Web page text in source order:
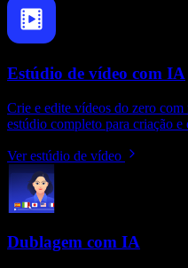
Estúdio de vídeo com IA
Crie e edite vídeos do zero com
estúdio completo para criação e
Ver estúdio de vídeo
Dublagem com IA